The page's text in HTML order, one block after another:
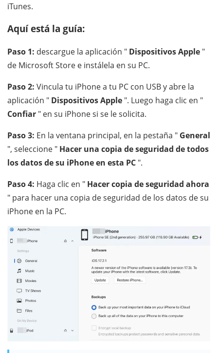
iTunes.
Aquí está la guía:
Paso 1: descargue la aplicación " Dispositivos Apple "
de Microsoft Store e instálela en su PC.
Paso 2: Vincula tu iPhone a tu PC con USB y abre la
aplicación " Dispositivos Apple ". Luego haga clic en "
Confiar " en su iPhone si se le solicita.
Paso 3: En la ventana principal, en la pestaña " General
", seleccione " Hacer una copia de seguridad de todos
los datos de su iPhone en esta PC ".
Paso 4: Haga clic en " Hacer copia de seguridad ahora
" para hacer una copia de seguridad de los datos de su
iPhone en la PC.